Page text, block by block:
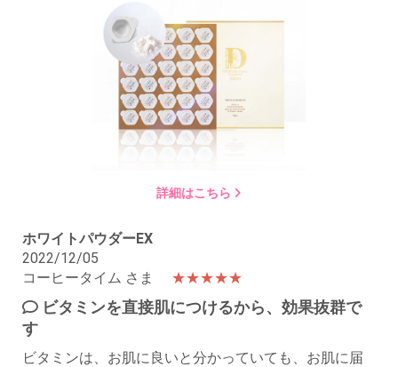
詳細はこちら
ホワイトパウダーEX
2022/12/05
コーヒータイム さま
★★★★★
ビタミンを直接肌につけるから、効果抜群で
す
ビタミンは、お肌に良いと分かっていても、お肌に届